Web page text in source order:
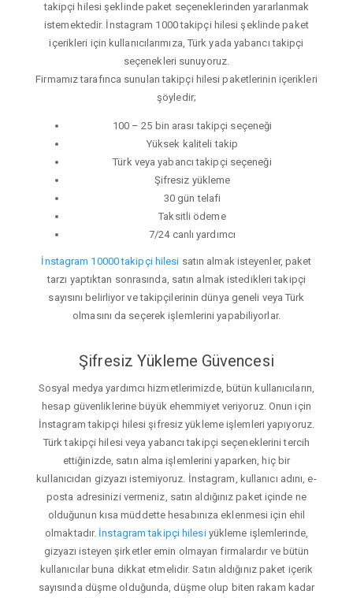
takipçi hilesi şeklinde paket seçeneklerinden yararlanmak
istemektedir. İnstagram 1000 takipçi hilesi şeklinde paket
içerikleri için kullanıcılarımıza, Türk yada yabancı takipçi
seçenekleri sunuyoruz.
Firmamız tarafınca sunulan takipçi hilesi paketlerinin içerikleri
şöyledir;
100 – 25 bin arası takipçi seçeneği
Yüksek kaliteli takip
Türk veya yabancı takipçi seçeneği
Şifresiz yükleme
30 gün telafi
Taksitli ödeme
7/24 canlı yardımcı
İnstagram 10000 takipçi hilesi satın almak isteyenler, paket
tarzı yaptıktan sonrasında, satın almak istedikleri takipçi
sayısını belirliyor ve takipçilerinin dünya geneli veya Türk
olmasını da seçerek işlemlerini yapabiliyorlar.
Şifresiz Yükleme Güvencesi
Sosyal medya yardımcı hizmetlerimizde, bütün kullanıcıların,
hesap güvenliklerine büyük ehemmiyet veriyoruz. Onun için
İnstagram takipçi hilesi şifresiz yükleme işlemleri yapıyoruz.
Türk takipçi hilesi veya yabancı takipçi seçeneklerini tercih
ettiğinizde, satın alma işlemlerini yaparken, hiç bir
kullanıcıdan gizyazı istemiyoruz. İnstagram, kullanıcı adını, e-
posta adresinizi vermeniz, satın aldığınız paket içinde ne
olduğunun kısa müddette hesabınıza eklenmesi için ehil
olmaktadır. İnstagram takipçi hilesiyükleme işlemlerinde,
gizyazı isteyen şirketler emin olmayan firmalardır ve bütün
kullanıcılar buna dikkat etmelidir. Satın aldığınız paket içerik
sayısında düşme olduğunda, düşme olup biten rakam kadar